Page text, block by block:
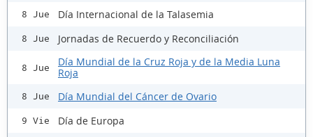
8 Jue Día Internacional de la Talasemia
8 Jue Jornadas de Recuerdo y Reconciliación
8 Jue
Día Mundial de la Cruz Roja y de la Media Luna
Roja
8 Jue Día Mundial del Cáncer de Ovario
9 Vie Día de Europa